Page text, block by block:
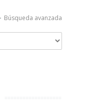
Búsqueda avanzada